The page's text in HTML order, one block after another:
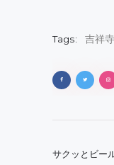
Tags: 吉祥寺
稿
Previous
サクッとビー